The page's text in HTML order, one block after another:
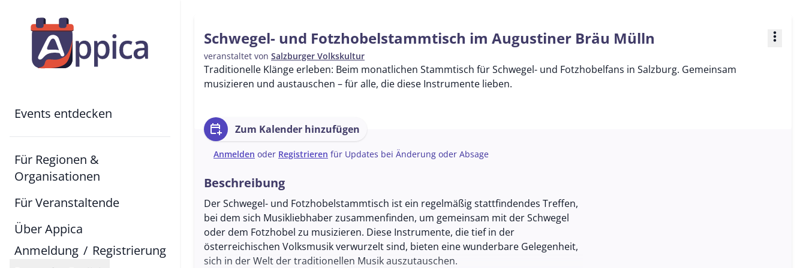
Events entdecken
Für Regionen &
Organisationen
Für Veranstaltende
Über Appica
Anmeldung / Registrierung
Schwegel- und Fotzhobelstammtisch im Augustiner Bräu Mülln
veranstaltet von Salzburger Volkskultur
more_vert
Traditionelle Klänge erleben: Beim monatlichen Stammtisch für Schwegel- und Fotzhobelfans in Salzburg. Gemeinsam
musizieren und austauschen – für alle, die diese Instrumente lieben.
calendar_add_on Zum Kalender hinzufügen
Anmelden oder Registrieren für Updates bei Änderung oder Absage
Beschreibung
Der Schwegel- und Fotzhobelstammtisch ist ein regelmäßig stattfindendes Treffen,
bei dem sich Musikliebhaber zusammenfinden, um gemeinsam mit der Schwegel
oder dem Fotzhobel zu musizieren. Diese Instrumente, die tief in der
österreichischen Volksmusik verwurzelt sind, bieten eine wunderbare Gelegenheit,
sich in der Welt der traditionellen Musik auszutauschen.